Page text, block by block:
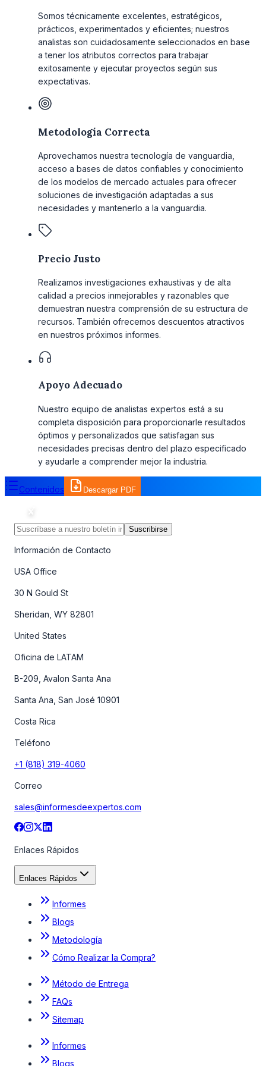
Somos técnicamente excelentes, estratégicos,
prácticos, experimentados y eficientes; nuestros
analistas son cuidadosamente seleccionados en base
a tener los atributos correctos para trabajar
exitosamente y ejecutar proyectos según sus
expectativas.
Metodología Correcta
Aprovechamos nuestra tecnología de vanguardia,
acceso a bases de datos confiables y conocimiento
de los modelos de mercado actuales para ofrecer
soluciones de investigación adaptadas a sus
necesidades y mantenerlo a la vanguardia.
Precio Justo
Realizamos investigaciones exhaustivas y de alta
calidad a precios inmejorables y razonables que
demuestran nuestra comprensión de su estructura de
recursos. También ofrecemos descuentos atractivos
en nuestros próximos informes.
Apoyo Adecuado
Nuestro equipo de analistas expertos está a su
completa disposición para proporcionarle resultados
óptimos y personalizados que satisfagan sus
necesidades precisas dentro del plazo especificado
y ayudarle a comprender mejor la industria.
Contenidos Descargar PDF
Suscribirse
Información de Contacto
USA Office
30 N Gould St
Sheridan, WY 82801
United States
Oficina de LATAM
B-209, Avalon Santa Ana
Santa Ana, San José 10901
Costa Rica
Teléfono
+1 (818) 319-4060
Correo
sales@informesdeexpertos.com
Enlaces Rápidos
Enlaces Rápidos
Informes
Blogs
Metodología
Cómo Realizar la Compra?
Método de Entrega
FAQs
Sitemap
Informes
Blogs